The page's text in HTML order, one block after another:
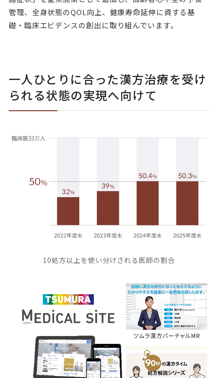
管理、全身状態のQOL向上、健康寿命延伸に資する基
礎・臨床エビデンスの創出に取り組んでいます。
一人ひとりに合った漢方治療を受け
られる状態の実現へ向けて
10処方以上を使い分けされる医師の割合